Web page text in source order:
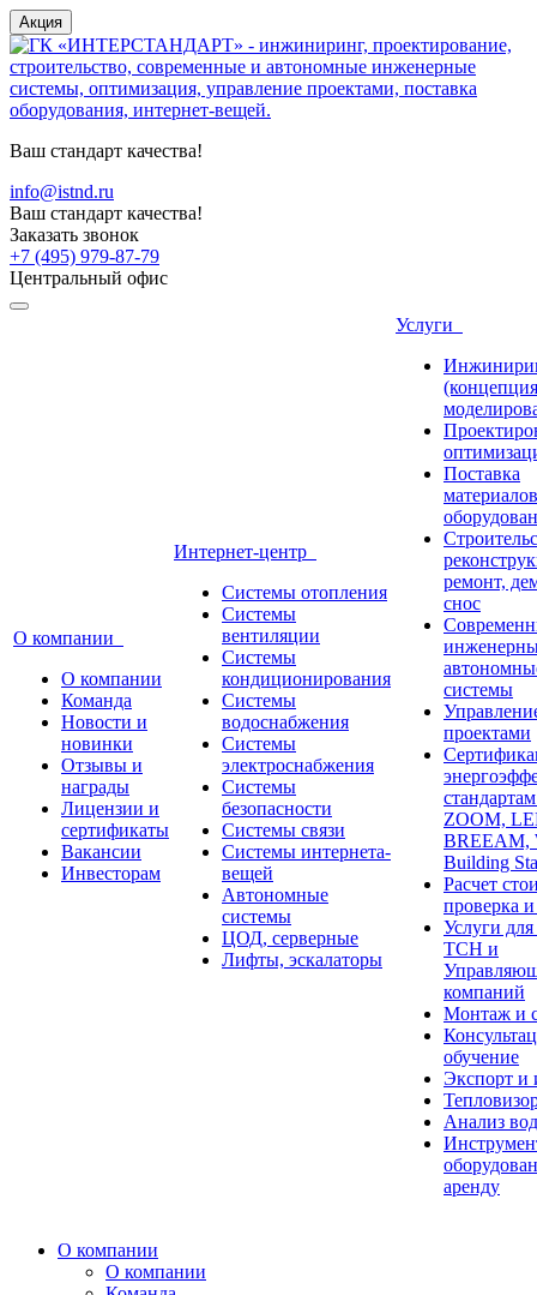
Акция
Ваш стандарт качества!
info@istnd.ru
Ваш стандарт качества!
Заказать звонок
+7 (495) 979-87-79
Центральный офис
О компании
О компании
Команда
Новости и
новинки
Отзывы и
награды
Лицензии и
сертификаты
Вакансии
Инвесторам
Интернет-центр
Системы отопления
Системы
вентиляции
Системы
кондиционирования
Системы
водоснабжения
Системы
электроснабжения
Системы
безопасности
Системы связи
Системы интернета-
вещей
Автономные
системы
ЦОД, серверные
Лифты, эскалаторы
Услуги
Поставка
ремонт,
снос
системы
проектами
ZOOM,
BREEAM,
Building
Расчет
проверка
Услуги
ТСН и
компаний
Монтаж и
обучение
Экспорт и
Анализ
аренду
О компании
О компании